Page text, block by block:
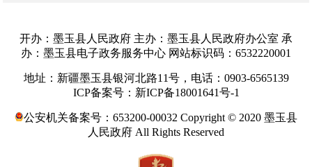
开办：墨玉县人民政府 主办：墨玉县人民政府办公室 承
办：墨玉县电子政务服务中心 网站标识码：6532220001
地址：新疆墨玉县银河北路11号，电话：0903-6565139
ICP备案号：新ICP备18001641号-1
公安机关备案号：653200-00032 Copyright © 2020 墨玉县
人民政府 All Rights Reserved